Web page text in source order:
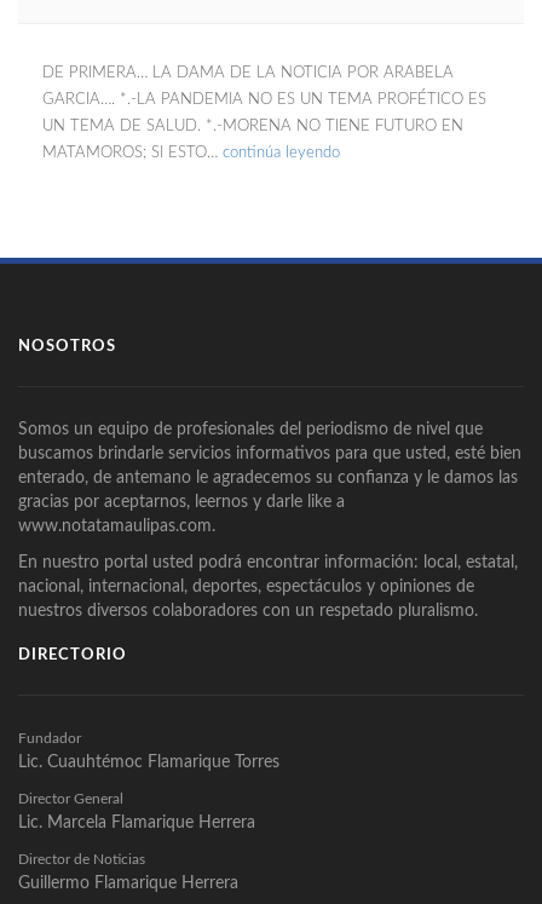
DE PRIMERA… LA DAMA DE LA NOTICIA POR ARABELA
GARCIA…. *.-LA PANDEMIA NO ES UN TEMA PROFÉTICO ES
UN TEMA DE SALUD. *.-MORENA NO TIENE FUTURO EN
MATAMOROS; SI ESTO… continúa leyendo
NOSOTROS
Somos un equipo de profesionales del periodismo de nivel que
buscamos brindarle servicios informativos para que usted, esté bien
enterado, de antemano le agradecemos su confianza y le damos las
gracias por aceptarnos, leernos y darle like a
www.notatamaulipas.com.
En nuestro portal usted podrá encontrar información: local, estatal,
nacional, internacional, deportes, espectáculos y opiniones de
nuestros diversos colaboradores con un respetado pluralismo.
DIRECTORIO
Fundador
Lic. Cuauhtémoc Flamarique Torres
Director General
Lic. Marcela Flamarique Herrera
Director de Noticias
Guillermo Flamarique Herrera